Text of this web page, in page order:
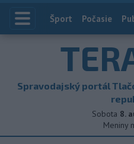
Index
Šport Počasie
Spravodajský portál
Sobota 8.
Meniny